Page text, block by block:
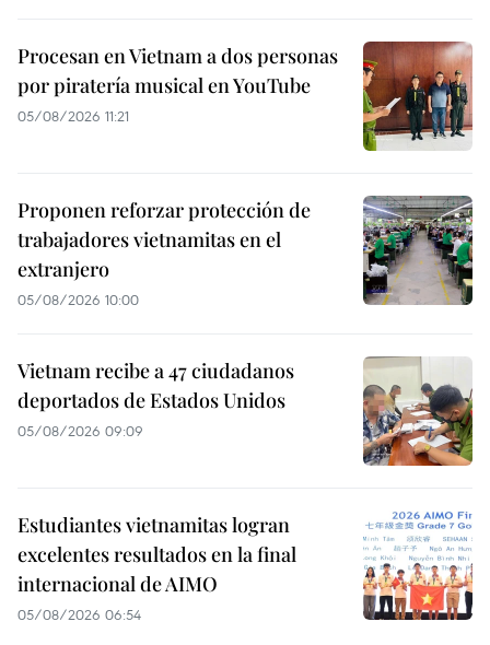
Procesan en Vietnam a dos personas
por piratería musical en YouTube
05/08/2026 11:21
Proponen reforzar protección de
trabajadores vietnamitas en el
extranjero
05/08/2026 10:00
Vietnam recibe a 47 ciudadanos
deportados de Estados Unidos
05/08/2026 09:09
Estudiantes vietnamitas logran
excelentes resultados en la final
internacional de AIMO
05/08/2026 06:54